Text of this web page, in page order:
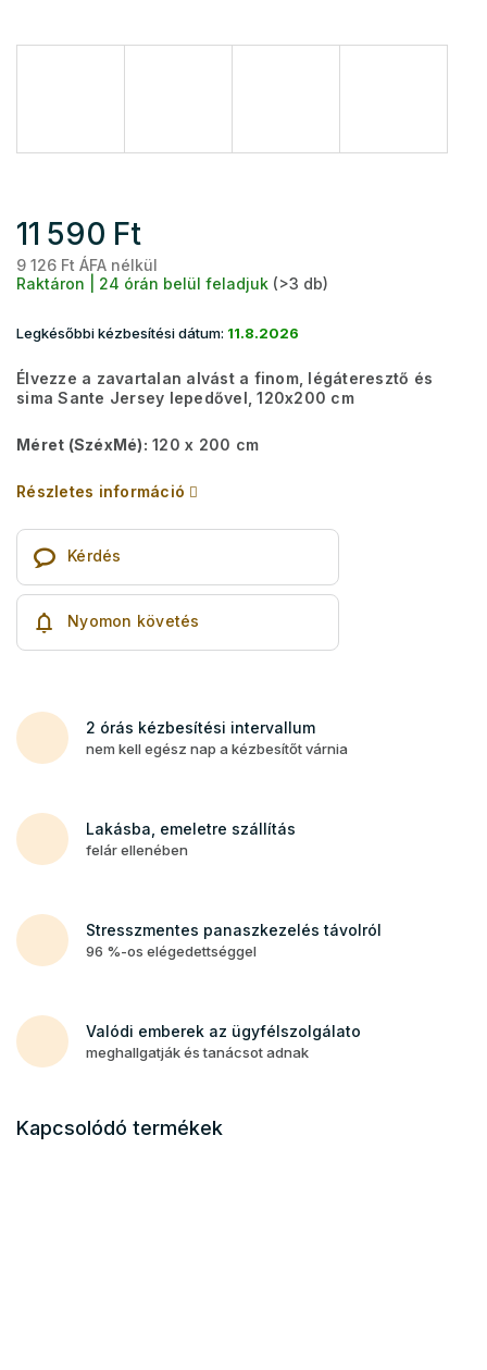
11 590 Ft
9 126 Ft ÁFA nélkül
Raktáron | 24 órán belül feladjuk (>3 db)
Legkésőbbi kézbesítési dátum: 11.8.2026
Élvezze a zavartalan alvást a finom, légáteresztő és
sima Sante Jersey lepedővel, 120x200 cm
Méret (SzéxMé): 120 x 200 cm
Részletes információ
Kérdés
Nyomon követés
2 órás kézbesítési intervallum
nem kell egész nap a kézbesítőt várnia
Lakásba, emeletre szállítás
felár ellenében
Stresszmentes panaszkezelés távolról
96 %-os elégedettséggel
Valódi emberek az ügyfélszolgálato
meghallgatják és tanácsot adnak
Kapcsolódó termékek